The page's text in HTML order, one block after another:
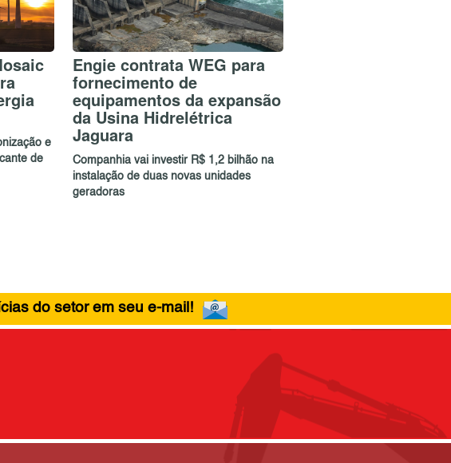
e
de
Engie contrata WEG para
fornecimento de
equipamentos da expansão
da Usina Hidrelétrica
Jaguara
Companhia vai investir R$ 1,2 bilhão na
instalação de duas novas unidades
geradoras
do setor em seu e-mail!